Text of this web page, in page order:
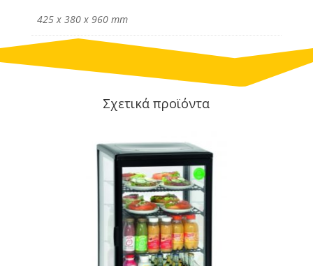
425 x 380 x 960 mm
Σχετικά προϊόντα